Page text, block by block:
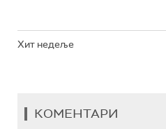
Хит недеље
КОМЕНТАРИ